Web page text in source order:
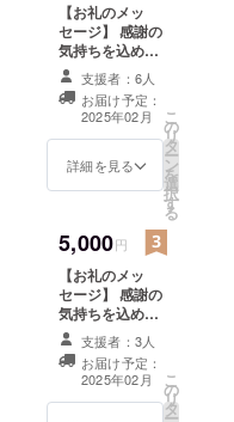
【お礼のメッ
セージ】 感謝の
気持ちを込め
て、お礼のメッ
セージをお送り
します。 【オリ
ジナルソング
CD】 完成した
CDにサインを添
支援者：6人
お届け予定：
2025年02月
詳細を見る
こ
の
リ
タ
ー
ン
を
選
択
す
る
5,000円
【お礼のメッ
セージ】 感謝の
気持ちを込め
て、お礼のメッ
セージをお送り
します。 【オリ
ジナルソング
CD】 完成した
支援者：3人
お届け予定：
2025年02月
こ
の
リ
タ